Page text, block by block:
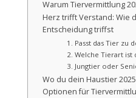
Warum Tiervermittlung
Herz trifft Verstand: Wie
Entscheidung triffst
1. Passt das Tier zu
2. Welche Tierart ist
3. Jungtier oder
Wo du dein Haustier
Optionen für